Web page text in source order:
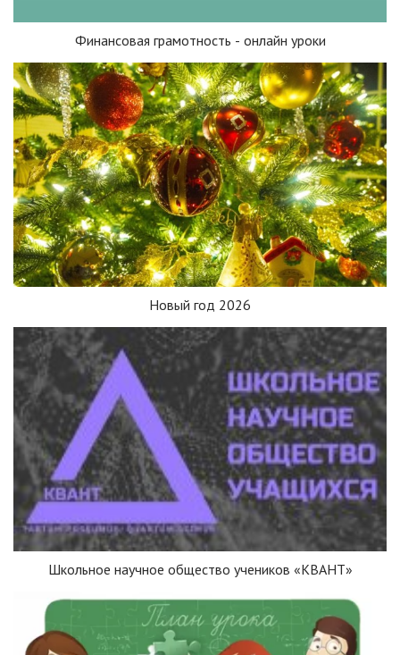
Финансовая грамотность - онлайн уроки
Новый год 2026
Школьное научное общество учеников «КВАНТ»